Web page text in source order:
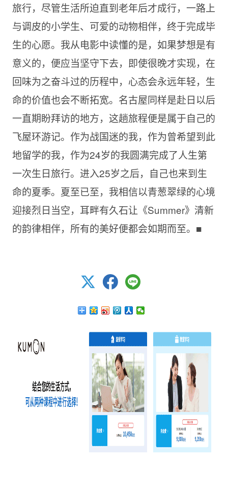
旅行，尽管生活所迫直到老年后才成行，一路上
与调皮的小学生、可爱的动物相伴，终于完成毕
生的心愿。我从电影中读懂的是，如果梦想是有
意义的，便应当坚守下去，即使很晚才实现，在
回味为之奋斗过的历程中，心态会永远年轻，生
命的价值也会不断拓宽。名古屋同样是赴日以后
一直期盼拜访的地方，这趟旅程便是属于自己的
飞屋环游记。作为战国迷的我，作为曾希望到此
地留学的我，作为24岁的我圆满完成了人生第
一次生日旅行。进入25岁之后，自己也来到生
命的夏季。夏至已至，我相信以青葱翠绿的心境
迎接烈日当空，耳畔有久石让《Summer》清新
的韵律相伴，所有的美好便都会如期而至。■